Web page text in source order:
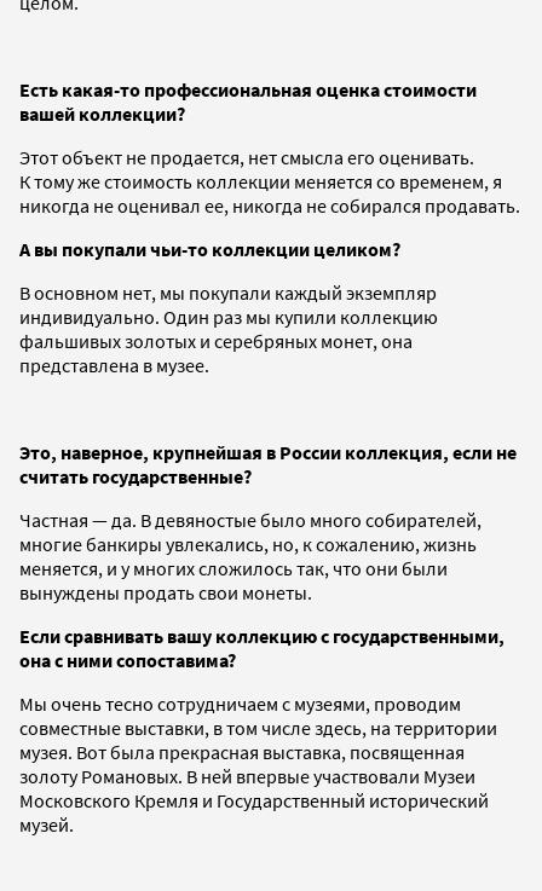
Есть какая-то профессиональная оценка стоимости
вашей коллекции?
Этот объект не продается, нет смысла его оценивать.
К тому же стоимость коллекции меняется со временем, я
никогда не оценивал ее, никогда не собирался продавать.
А вы покупали чьи-то коллекции целиком?
В основном нет, мы покупали каждый экземпляр
индивидуально. Один раз мы купили коллекцию
фальшивых золотых и серебряных монет, она
представлена в музее.
Это, наверное, крупнейшая в России коллекция, если не
считать государственные?
Частная — да. В девяностые было много собирателей,
многие банкиры увлекались, но, к сожалению, жизнь
меняется, и у многих сложилось так, что они были
вынуждены продать свои монеты.
Если сравнивать вашу коллекцию с государственными,
она с ними сопоставима?
Мы очень тесно сотрудничаем с музеями, проводим
совместные выставки, в том числе здесь, на территории
музея. Вот была прекрасная выставка, посвященная
золоту Романовых. В ней впервые участвовали Музеи
Московского Кремля и Государственный исторический
музей.